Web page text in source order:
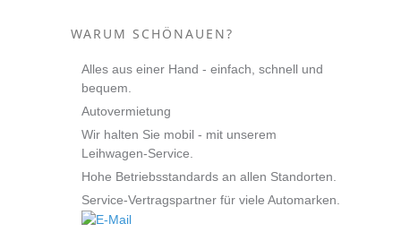
WARUM SCHÖNAUEN?
Alles aus einer Hand - einfach, schnell und
bequem.
Autovermietung
Wir halten Sie mobil - mit unserem
Leihwagen-Service.
Hohe Betriebsstandards an allen Standorten.
Service-Vertragspartner für viele Automarken.